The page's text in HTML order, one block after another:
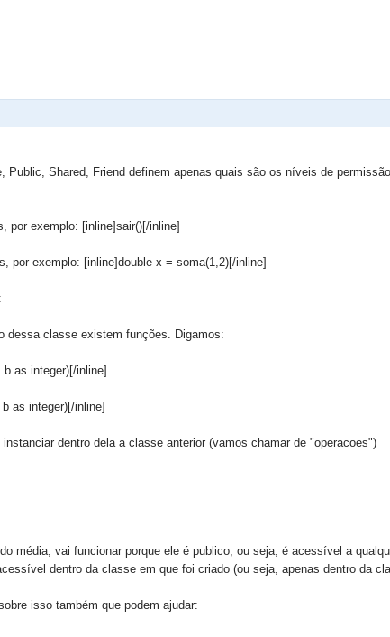
Public, Shared, Friend definem apenas quais são os níveis de
por exemplo: [inline]sair()[/inline]
por exemplo: [inline]double x = soma(1,2)[/inline]
dessa classe existem funções. Digamos:
as integer)[/inline]
as integer)[/inline]
dentro dela a classe anterior (vamos chamar de "operacoes")
média, vai funcionar porque ele é publico, ou seja, é acessível a
dentro da classe em que foi criado (ou seja, apenas dentro da
isso também que podem ajudar: